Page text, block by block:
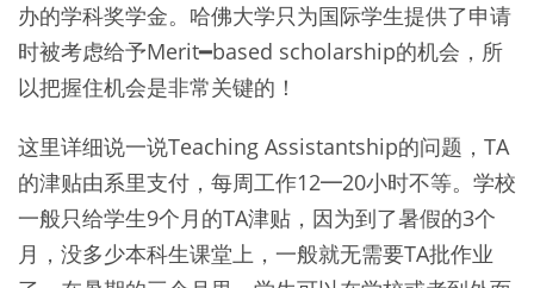
办的学科奖学金。哈佛大学只为国际学生提供了申请
时被考虑给予Merit━based scholarship的机会，所
以把握住机会是非常关键的！
这里详细说一说Teaching Assistantship的问题，TA
的津贴由系里支付，每周工作12━20小时不等。学校
一般只给学生9个月的TA津贴，因为到了暑假的3个
月，没多少本科生课堂上，一般就无需要TA批作业